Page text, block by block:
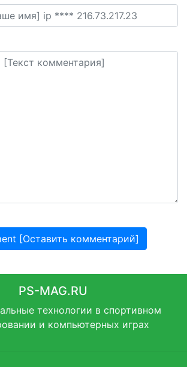
[Оставить комментарий]
PS-MAG.RU
технологии в спортивном
и компьютерных играх